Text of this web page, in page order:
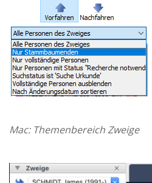
Mac: Themenbereich Zweige